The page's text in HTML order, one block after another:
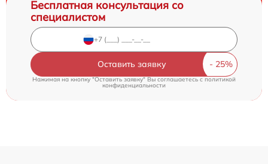
Бесплатная консультация со
специалистом
Оставить заявку
Нажимая на кнопку "Оставить заявку" Вы соглашаетесь cполитикой
конфиденциальности